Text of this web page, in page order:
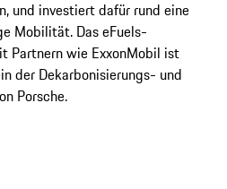
und investiert dafür rund eine
Mobilität. Das eFuels-
Partnern wie ExxonMobil ist
der Dekarbonisierungs- und
Porsche.